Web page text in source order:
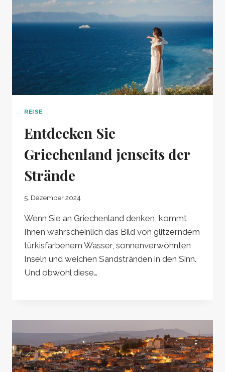
REISE
Entdecken Sie
Griechenland jenseits der
Strände
5. Dezember 2024
Wenn Sie an Griechenland denken, kommt
Ihnen wahrscheinlich das Bild von glitzerndem
türkisfarbenem Wasser, sonnenverwöhnten
Inseln und weichen Sandstränden in den Sinn.
Und obwohl diese…